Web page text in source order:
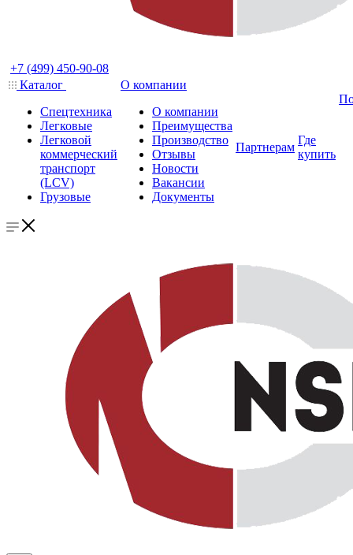
+7 (499) 450-90-08
Каталог
Спецтехника
Легковые
Легковой
коммерческий
транспорт
(LCV)
Грузовые
О компании
О компании
Преимущества
Производство
Отзывы
Новости
Вакансии
Документы
Партнерам
Где
купить